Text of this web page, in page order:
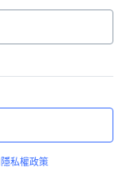
隱私權政策